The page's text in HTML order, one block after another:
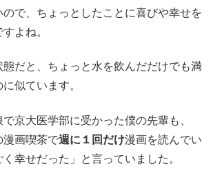
ので、ちょっとしたことに喜びや幸せを
よね。
だと、ちょっと水を飲んだだけでも満
似ています。
京大医学部に受かった僕の先輩も、
漫画喫茶で週に１回だけ漫画を読んでい
幸せだった」と言っていました。